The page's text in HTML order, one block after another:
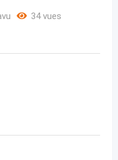
34 vues